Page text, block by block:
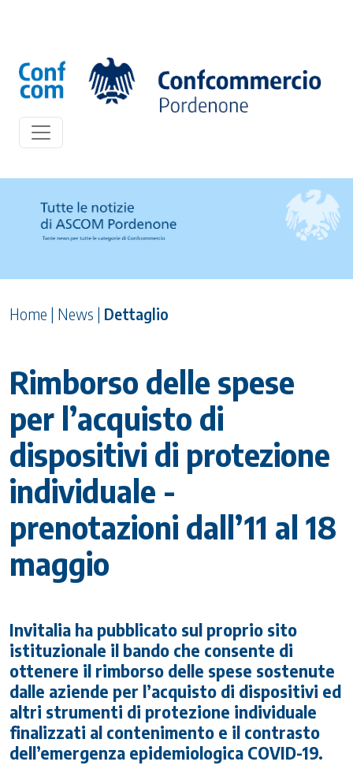
Home | News | Dettaglio
Rimborso delle spese
per l’acquisto di
dispositivi di protezione
individuale -
prenotazioni dall’11 al 18
maggio
Invitalia ha pubblicato sul proprio sito
istituzionale il bando che consente di
ottenere il rimborso delle spese sostenute
dalle aziende per l’acquisto di dispositivi ed
altri strumenti di protezione individuale
finalizzati al contenimento e il contrasto
dell’emergenza epidemiologica COVID-19.